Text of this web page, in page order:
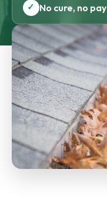
✓ No cure, no pay